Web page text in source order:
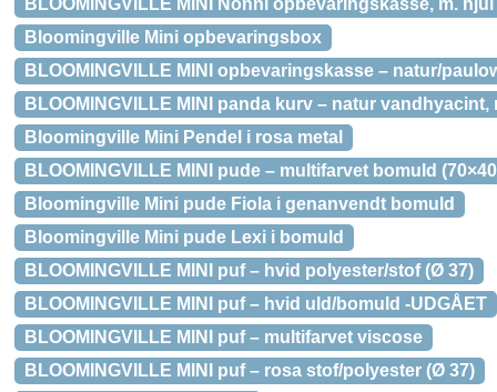
BLOOMINGVILLE MINI Nonni opbevaringskasse, m.
Bloomingville Mini opbevaringsbox
BLOOMINGVILLE MINI opbevaringskasse – natur/
BLOOMINGVILLE MINI panda kurv – natur vandhyacint,
Bloomingville Mini Pendel i rosa metal
BLOOMINGVILLE MINI pude – multifarvet bomuld
Bloomingville Mini pude Fiola i genanvendt bomuld
Bloomingville Mini pude Lexi i bomuld
BLOOMINGVILLE MINI puf – hvid polyester/stof (Ø 37)
BLOOMINGVILLE MINI puf – hvid uld/bomuld -UDGÅET
BLOOMINGVILLE MINI puf – multifarvet viscose
BLOOMINGVILLE MINI puf – rosa stof/polyester (Ø 37)